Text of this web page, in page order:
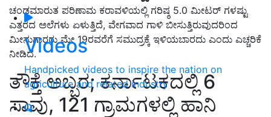
Videos
Handpicked videos to inspire the nation on
agriculture and related industry
ಚಂಡಮಾರುತ ಪರಿಣಾಮ ಕರಾವಳಿಯಲ್ಲಿ ಗರಿಷ್ಠ 5.0 ಮೀಟರ್ ಗಳಷ್ಟು
ಎತ್ತರದ ಅಲೆಗಳು ಏಳುತ್ತಿದೆ, ವೇಗವಾದ ಗಾಳಿ ಬೀಸುತ್ತಿರುವುದರಿಂದ
ಮೀನುಗಾರರು ಮೇ 19ರವರೆಗೆ ಸಮುದ್ರಕ್ಕೆ ಇಳಿಯಬಾರದು ಎಂದು ಎಚ್ಚರಿಕೆ
ನೀಡಿದೆ.
ತೌಕ್ತೆ ಅಬ್ಬರ; ಕರ್ನಾಟಕದಲ್ಲಿ 6
ಸಾವು, 121 ಗ್ರಾಮಗಳಲ್ಲಿ ಹಾನಿ